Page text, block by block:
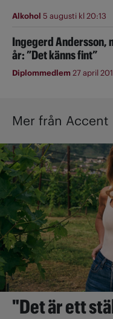
Alkohol 5 augusti kl 20:13
Ingegerd Andersson,
år: ”Det känns fint”
Diplommedlem27 april
Mer från Accent
"Det är ett